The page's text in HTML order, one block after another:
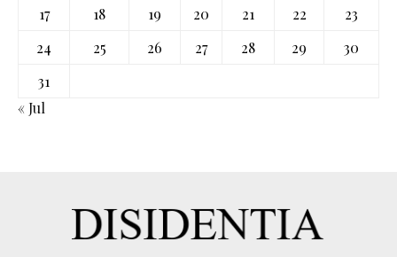
17
18 19 20 21 22
23
24
25 26 27 28 29
30
31
« Jul